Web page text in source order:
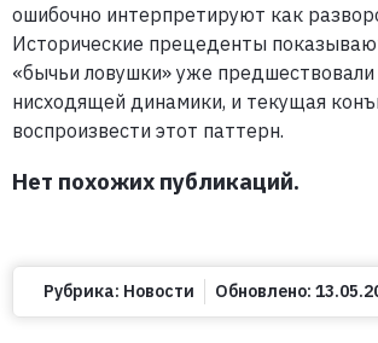
ошибочно интерпретируют как
Исторические прецеденты
«бычьи ловушки» уже
нисходящей динамики, и текущая
воспроизвести этот паттерн.
Нет похожих публикаций.
Рубрика: Новости Обновлено: